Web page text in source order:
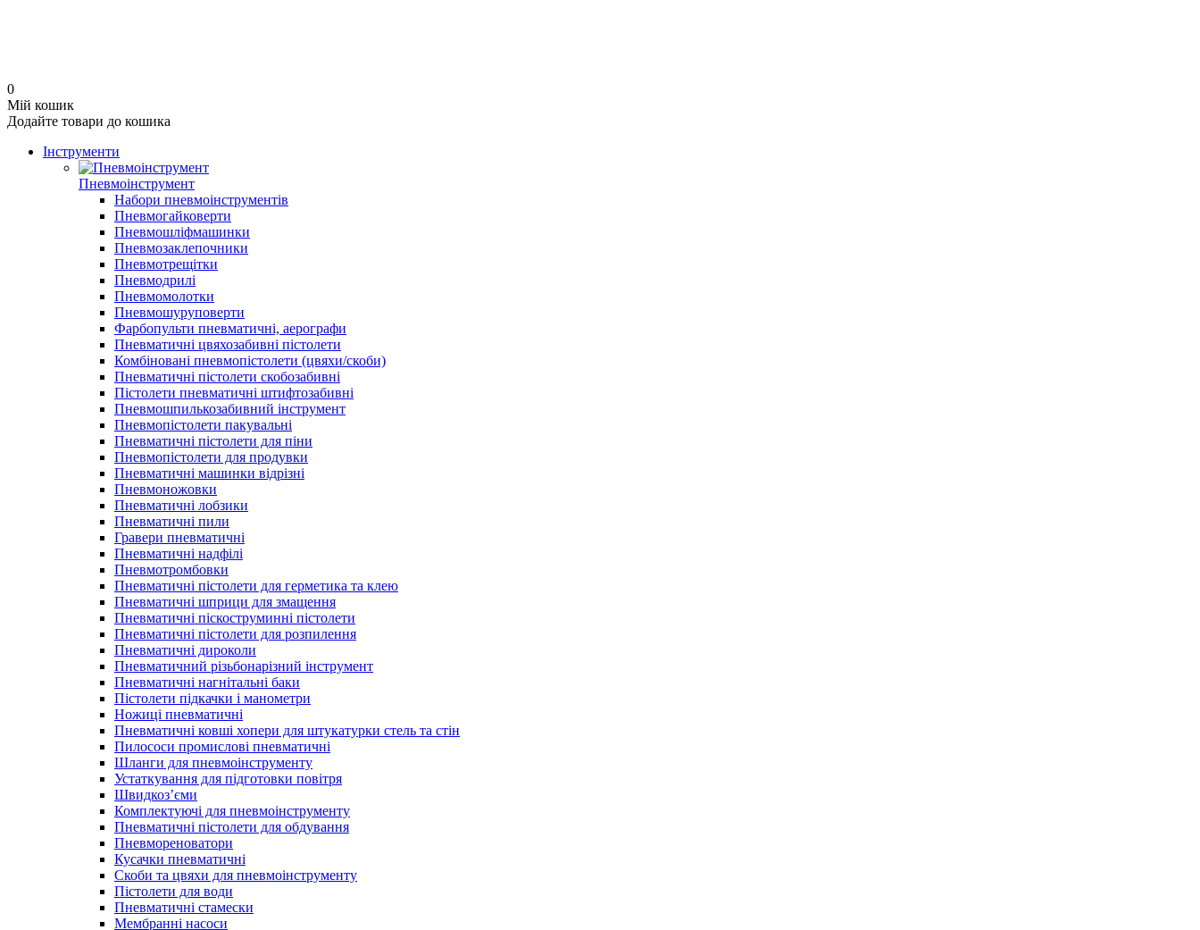
0
Мій кошик
Додайте товари до кошика
Інструменти
Пневмоінструмент
Набори пневмоінструментів
Пневмогайковерти
Пневмошліфмашинки
Пневмозаклепочники
Пневмотрещітки
Пневмодрилі
Пневмомолотки
Пневмошуруповерти
Фарбопульти пневматичні, аерографи
Пневматичні цвяхозабивні пістолети
Комбіновані пневмопістолети (цвяхи/скоби)
Пневматичні пістолети скобозабивні
Пістолети пневматичні штифтозабивні
Пневмошпилькозабивний інструмент
Пневмопістолети пакувальні
Пневматичні пістолети для піни
Пневмопістолети для продувки
Пневматичні машинки відрізні
Пневмоножовки
Пневматичні лобзики
Пневматичні пили
Гравери пневматичні
Пневматичні надфілі
Пневмотромбовки
Пневматичні пістолети для герметика та клею
Пневматичні шприци для змащення
Пневматичні піскоструминні пістолети
Пневматичні пістолети для розпилення
Пневматичні дироколи
Пневматичний різьбонарізний інструмент
Пневматичні нагнітальні баки
Пістолети підкачки і манометри
Ножиці пневматичні
Пневматичні ковші хопери для штукатурки стель та стін
Пилососи промислові пневматичні
Шланги для пневмоінструменту
Устаткування для підготовки повітря
Швидкоз’єми
Комплектуючі для пневмоінструменту
Пневматичні пістолети для обдування
Пневмореноватори
Кусачки пневматичні
Скоби та цвяхи для пневмоінструменту
Пістолети для води
Пневматичні стамески
Мембранні насоси